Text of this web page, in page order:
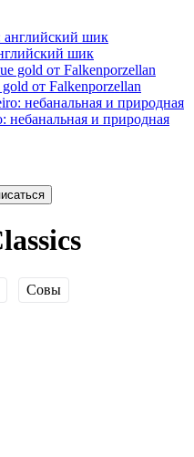
шик
от Falkenporzellan
небанальная и природная
Совы